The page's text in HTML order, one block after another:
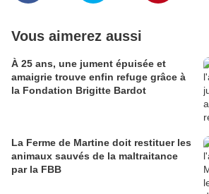
Vous aimerez aussi
À 25 ans, une jument épuisée et
amaigrie trouve enfin refuge grâce à
la Fondation Brigitte Bardot
La Ferme de Martine doit restituer les
animaux sauvés de la maltraitance
par la FBB